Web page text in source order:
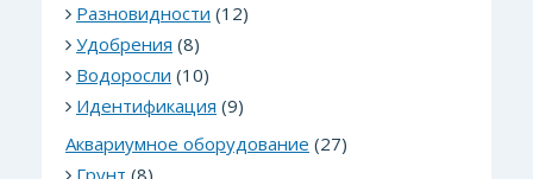
Разновидности (12)
Удобрения (8)
Водоросли (10)
Идентификация (9)
Аквариумное оборудование (27)